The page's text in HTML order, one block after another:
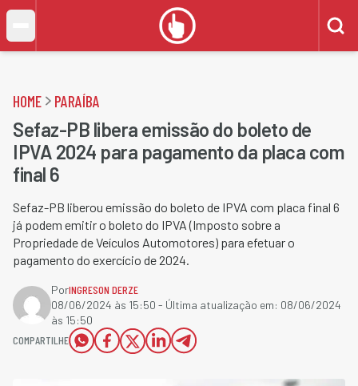
HOME PARAÍBA
Sefaz-PB libera emissão do boleto de
IPVA 2024 para pagamento da placa com
final 6
Sefaz-PB liberou emissão do boleto de IPVA com placa final 6
já podem emitir o boleto do IPVA (Imposto sobre a
Propriedade de Veículos Automotores) para efetuar o
pagamento do exercício de 2024.
PorINGRESON DERZE
08/06/2024 às 15:50 - Última atualização em: 08/06/2024
às 15:50
COMPARTILHE